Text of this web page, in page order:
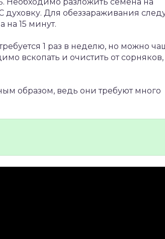
духовку. Для обеззараживания
на 15 минут.
1 раз в неделю, но можно
вскопать и очистить от сорняков,
образом, ведь они требуют много